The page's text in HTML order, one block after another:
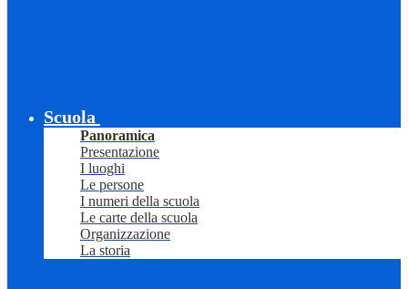
Scuola
Panoramica
Presentazione
I luoghi
Le persone
I numeri della scuola
Le carte della scuola
Organizzazione
La storia